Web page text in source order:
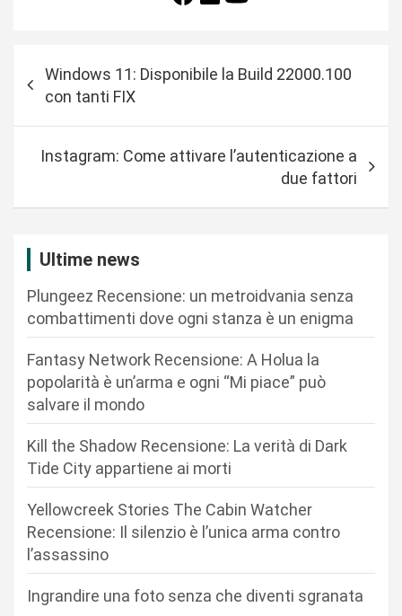
a
Windows 11: Disponibile la Build 22000.100
con tanti FIX
Instagram: Come attivare l’autenticazione a
due fattori
Ultime news
Plungeez Recensione: un metroidvania senza
combattimenti dove ogni stanza è un enigma
Fantasy Network Recensione: A Holua la
popolarità è un’arma e ogni “Mi piace” può
salvare il mondo
Kill the Shadow Recensione: La verità di Dark
Tide City appartiene ai morti
Yellowcreek Stories The Cabin Watcher
Recensione: Il silenzio è l’unica arma contro
l’assassino
Ingrandire una foto senza che diventi sgranata